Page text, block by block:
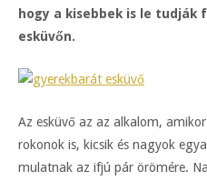
hogy a kisebbek is le tudják
esküvőn.
Az esküvő az az alkalom,
rokonok is, kicsik és nagyok
mulatnak az ifjú pár örömére.